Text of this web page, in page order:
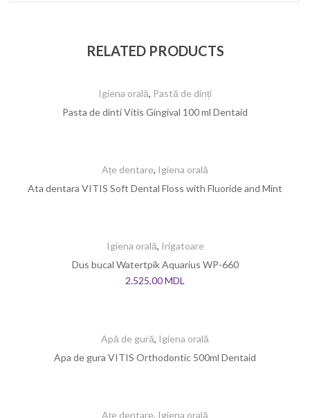
RELATED PRODUCTS
Igiena orală, Pastă de dinți
Pasta de dinti Vitis Gingival 100 ml Dentaid
Ațe dentare, Igiena orală
Ata dentara VITIS Soft Dental Floss with Fluoride and Mint
Igiena orală, Irigatoare
Dus bucal Watertpik Aquarius WP-660
2.525,00MDL
Apă de gură, Igiena orală
Apa de gura VITIS Orthodontic 500ml Dentaid
Ațe dentare, Igiena orală